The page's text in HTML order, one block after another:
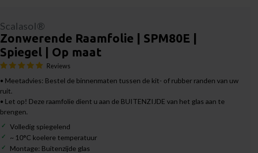
Scalasol®
Zonwerende Raamfolie | SPM80E |
Spiegel | Op maat
Reviews
• Meetadvies: Bestel de binnenmaten tussen de kit- of rubber randen van uw
ruit.
• Let op! Deze raamfolie dient u aan de BUITENZIJDE van het glas aan te
brengen.
Volledig spiegelend
~ 10°C koelere temperatuur
Montage: Buitenzijde glas